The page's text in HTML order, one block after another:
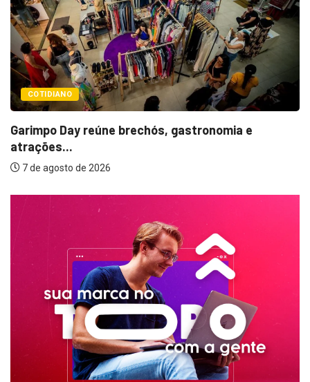
e
LAZER E CULTURA
Bugonia transforma
um...
7 de agosto de 2026